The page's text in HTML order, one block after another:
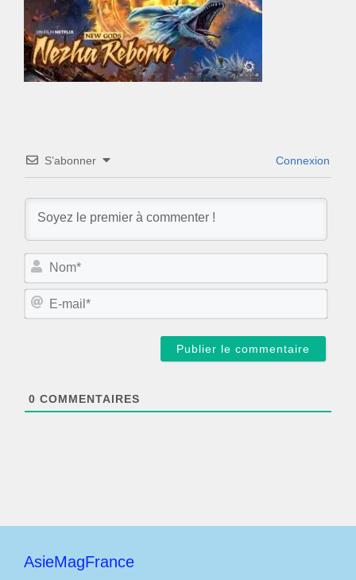
S’abonner Connexion
N
m
E
0 COMMENTAIRES
AsieMagFrance